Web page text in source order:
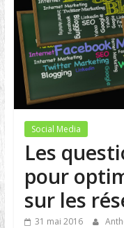
Social Media
Les
pour
sur les
31 mai 2016